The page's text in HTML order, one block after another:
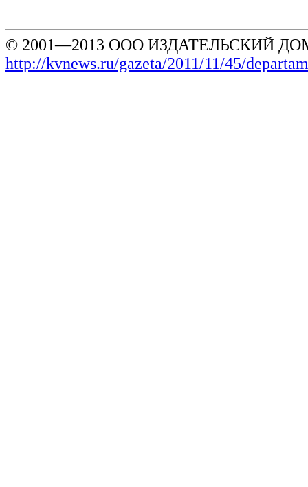
© 2001—2013 ООО ИЗДАТЕЛЬСКИЙ
http://kvnews.ru/gazeta/2011/11/45/